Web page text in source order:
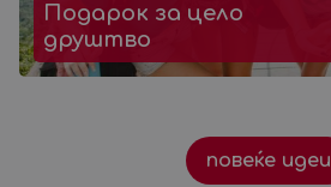
Подарок за цело
друштво
повеќе идеи